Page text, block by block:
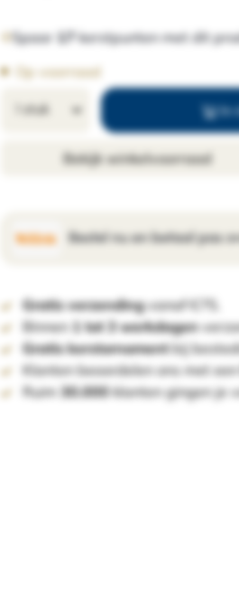
Spaar 17 kerstpunten met dit
Op voorraad
In
Bekijk winkelvoorraad
Bestel nu en betaal pas
Gratis verzendingvanaf €75.
Binnen 1 tot 3 werkdagen
Gratis kerstornamentbij
Klanten beoordelen ons met
Ruim 30.000klanten gingen je